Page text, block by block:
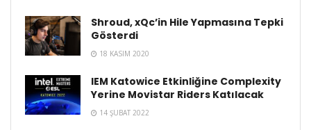
Shroud, xQc’in Hile Yapmasına Tepki
Gösterdi
18 KASIM 2020
IEM Katowice Etkinliğine Complexity
Yerine Movistar Riders Katılacak
14 ŞUBAT 2022